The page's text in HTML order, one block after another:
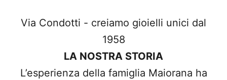
Via Condotti - creiamo gioielli unici dal
1958
LA NOSTRA STORIA
L’esperienza della famiglia Maiorana ha